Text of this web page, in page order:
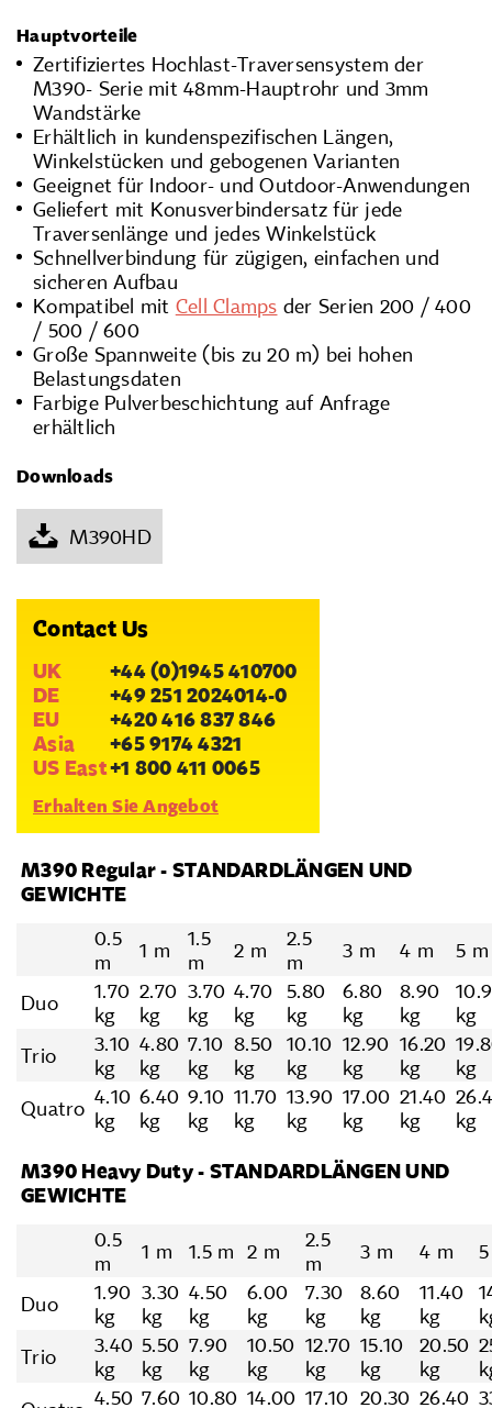
Hauptvorteile
Zertifiziertes Hochlast-Traversensystem der
M390- Serie mit 48mm-Hauptrohr und 3mm
Wandstärke
Erhältlich in kundenspezifischen Längen,
Winkelstücken und gebogenen Varianten
Geeignet für Indoor- und Outdoor-Anwendungen
Geliefert mit Konusverbindersatz für jede
Traversenlänge und jedes Winkelstück
Schnellverbindung für zügigen, einfachen und
sicheren Aufbau
Kompatibel mit Cell Clamps der Serien 200 / 400
/ 500 / 600
Große Spannweite (bis zu 20 m) bei hohen
Belastungsdaten
Farbige Pulverbeschichtung auf Anfrage
erhältlich
Downloads
M390HD
Contact Us
UK
+44 (0)1945 410700
DE
+49 251 2024014-0
EU
+420 416 837 846
Asia
+65 9174 4321
US East+1 800 411 0065
Erhalten Sie Angebot
M390 Regular - STANDARDLÄNGEN UND
GEWICHTE
0.5
m
1 m
1.5
m
2 m
2.5
m
3 m 4 m 5 m
Duo
1.70
kg
2.70
kg
3.70
kg
4.70
kg
5.80
kg
6.80
kg
8.90
kg
kg
Trio
3.10
kg
4.80
kg
7.10
kg
8.50
kg
10.10
kg
12.90
kg
16.20
kg
kg
Quatro 4.10
kg
6.40
kg
9.10
kg
11.70
kg
13.90
kg
17.00
kg
21.40
kg
kg
M390 Heavy Duty - STANDARDLÄNGEN UND
GEWICHTE
0.5
m
1 m 1.5 m 2 m
2.5
m
3 m 4 m
Duo
1.90
kg
3.30
kg
4.50
kg
6.00
kg
7.30
kg
8.60
kg
11.40
kg
Trio
3.40
kg
5.50
kg
7.90
kg
10.50
kg
12.70
kg
15.10
kg
20.50
kg
4.50 7.60 10.80 14.00 17.10 20.30 26.40